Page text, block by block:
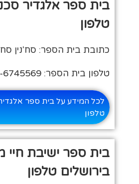
בית ספר אלגדיר
טלפון
כתובת בית הספר: סח'נין
טלפון בית הספר: 04-6745569
לכל המידע על בית ספר אלגדיר
טלפון
בית ספר ישיבת חיי
בירושלים טלפון